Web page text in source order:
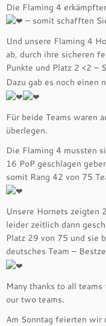
Die Flaming 4
– somit schafften
Und unsere Flaming 4
ab, durch ihre sicheren
Punkte und Platz 2 <2 –
Dazu gab es noch einen
Für beide Teams waren
überlegen.
Die Flaming 4 mussten
16 PoP geschlagen
somit Rang 42 von 75
Unsere Hornets zeigten
leider zeitlich dann
Platz 29 von 75 und sie
deutsches Team –
Many thanks to all
our two teams.
Am Sonntag feierten wir